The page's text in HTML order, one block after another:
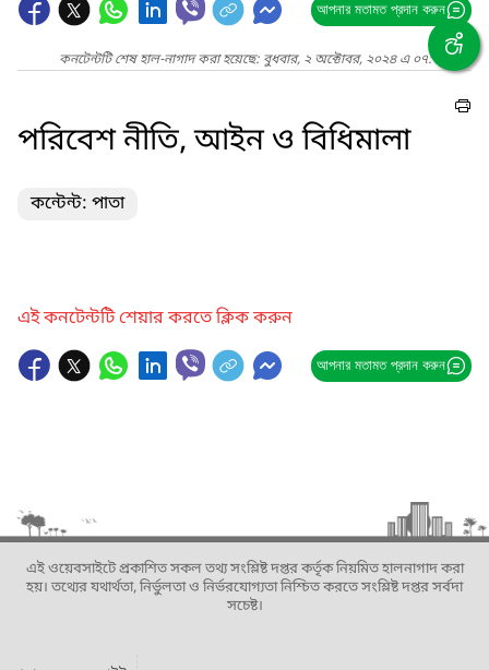
আপনার মতামত প্রদান করুন
কনটেন্টটি শেষ হাল-নাগাদ করা হয়েছে: বুধবার, ২ অক্টোবর, ২০২৪ এ ০৭:০২ PM
পরিবেশ নীতি, আইন ও বিধিমালা
কন্টেন্ট: পাতা
এই কনটেন্টটি শেয়ার করতে ক্লিক করুন
আপনার মতামত প্রদান করুন
এই ওয়েবসাইটে প্রকাশিত সকল তথ্য সংশ্লিষ্ট দপ্তর কর্তৃক নিয়মিত হালনাগাদ করা
হয়। তথ্যের যথার্থতা, নির্ভুলতা ও নির্ভরযোগ্যতা নিশ্চিত করতে সংশ্লিষ্ট দপ্তর সর্বদা
সচেষ্ট।